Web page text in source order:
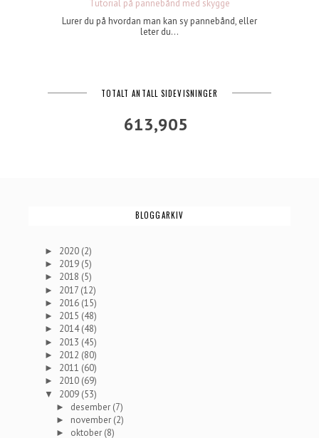
Tutorial på pannebånd med skygge
Lurer du på hvordan man kan sy pannebånd, eller
leter du...
TOTALT ANTALL SIDEVISNINGER
613,905
BLOGGARKIV
► 2020 (2)
► 2019 (5)
► 2018 (5)
► 2017 (12)
► 2016 (15)
► 2015 (48)
► 2014(48)
► 2013 (45)
► 2012 (80)
► 2011 (60)
► 2010 (69)
▼ 2009 (53)
► desember (7)
► november (2)
► oktober (8)